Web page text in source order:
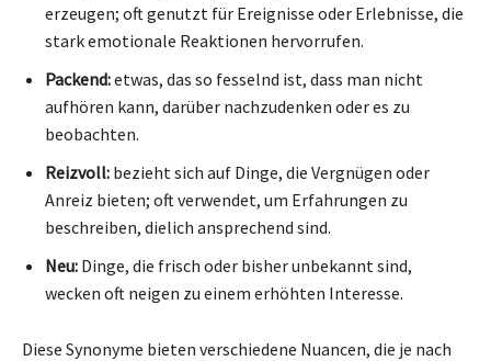
erzeugen; oft genutzt für Ereignisse oder Erlebnisse, die
stark emotionale Reaktionen hervorrufen.
Packend:etwas, das so fesselnd ist, dass man nicht
aufhören kann, darüber nachzudenken oder es zu
beobachten.
Reizvoll: bezieht sich auf Dinge, die Vergnügen oder
Anreiz bieten; oft verwendet, um Erfahrungen zu
beschreiben, dielich ansprechend sind.
Neu: Dinge, die frisch oder bisher unbekannt sind,
wecken oft neigen zu einem erhöhten Interesse.
Diese Synonyme bieten verschiedene Nuancen, die je nach